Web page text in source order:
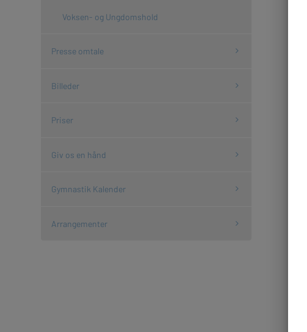
Voksen- og Ungdomshold
Presse omtale
Billeder
Priser
Giv os en hånd
Gymnastik Kalender
Arrangementer